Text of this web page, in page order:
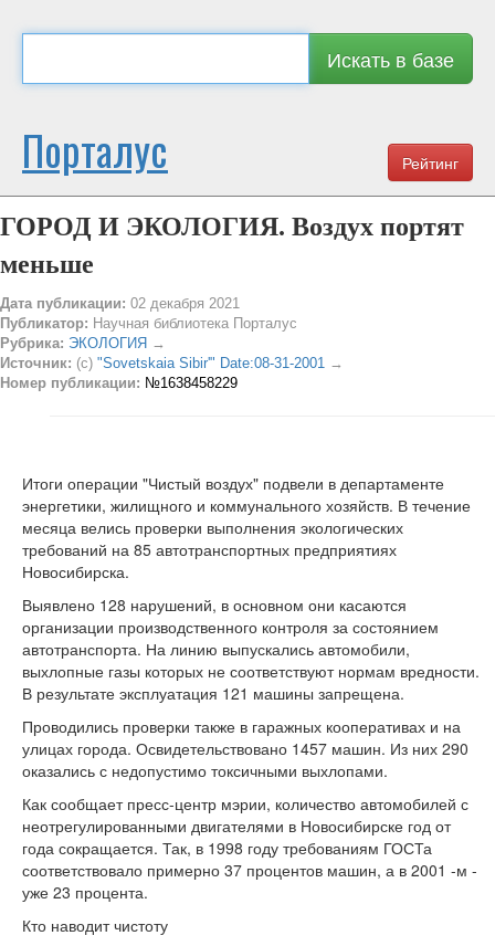
Искать в базе
Рейтинг
Порталус
ГОРОД И ЭКОЛОГИЯ. Воздух портят
меньше
Дата публикации: 02 декабря 2021
Публикатор: Научная библиотека Порталус
Рубрика: ЭКОЛОГИЯ →
Источник: (c) "Sovetskaia Sibir'" Date:08-31-2001 →
Номер публикации: №1638458229
Итоги операции "Чистый воздух" подвели в департаменте
энергетики, жилищного и коммунального хозяйств. В течение
месяца велись проверки выполнения экологических
требований на 85 автотранспортных предприятиях
Новосибирска.
Выявлено 128 нарушений, в основном они касаются
организации производственного контроля за состоянием
автотранспорта. На линию выпускались автомобили,
выхлопные газы которых не соответствуют нормам вредности.
В результате эксплуатация 121 машины запрещена.
Проводились проверки также в гаражных кооперативах и на
улицах города. Освидетельствовано 1457 машин. Из них 290
оказались с недопустимо токсичными выхлопами.
Как сообщает пресс-центр мэрии, количество автомобилей с
неотрегулированными двигателями в Новосибирске год от
года сокращается. Так, в 1998 году требованиям ГОСТа
соответствовало примерно 37 процентов машин, а в 2001 -м -
уже 23 процента.
Кто наводит чистоту